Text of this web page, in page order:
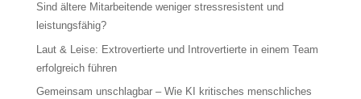
Sind ältere Mitarbeitende weniger stressresistent und
leistungsfähig?
Laut & Leise: Extrovertierte und Introvertierte in einem Team
erfolgreich führen
Gemeinsam unschlagbar – Wie KI kritisches menschliches